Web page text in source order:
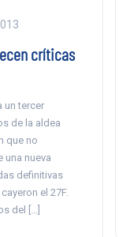
críticas
un tercer
de la aldea
que no
una nueva
definitivas
el 27F.
del […]